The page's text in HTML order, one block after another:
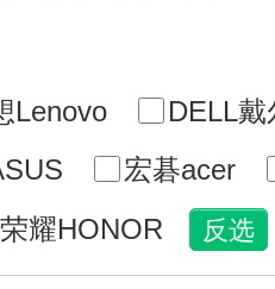
Lenovo
DELL戴
宏碁acer
荣耀HONOR